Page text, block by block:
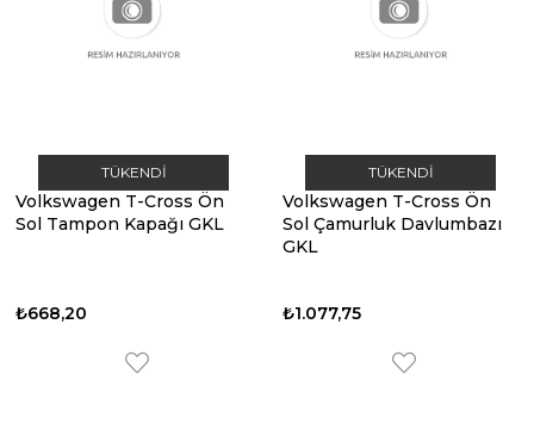
TÜKENDI
Volkswagen T-Cross Ön
Sol Tampon Kapağı GKL
₺668,20
TÜKENDI
Volkswagen T-Cross Ön
Sol Çamurluk Davlumbazı
GKL
₺1.077,75